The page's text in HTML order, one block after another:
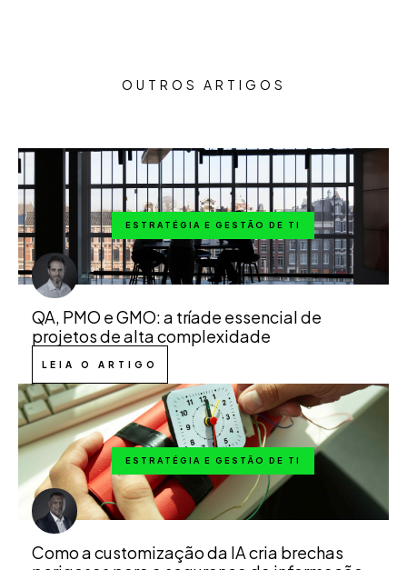
OUTROS ARTIGOS
ESTRATÉGIA E GESTÃO DE TI
QA, PMO e GMO: a tríade essencial de
projetos de alta complexidade
LEIA O ARTIGO
ESTRATÉGIA E GESTÃO DE TI
Como a customização da IA cria brechas